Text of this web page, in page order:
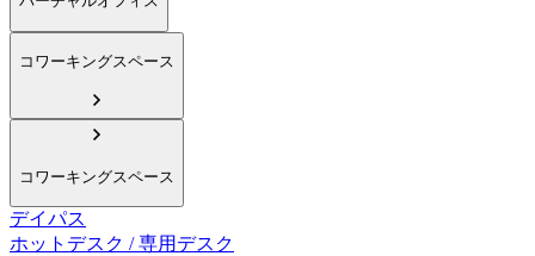
コワーキングスペース
コワーキングスペース
デイパス
ホットデスク / 専用デスク